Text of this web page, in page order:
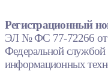
Регистрационный
ЭЛ № ФС 77-72266 от
Федеральной службой
информационных